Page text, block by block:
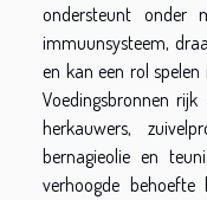
ondersteunt onder
immuunsysteem,
en kan een rol
Voedingsbronnen
herkauwers,
bernagieolie en
verhoogde